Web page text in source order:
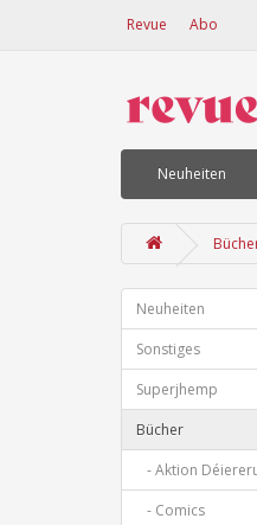
Revue Abo
Neuheiten
Neuheiten
Sonstiges
Superjhemp
Bücher
- Aktion
- Comics